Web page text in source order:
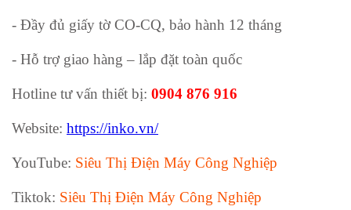
- Đầy đủ giấy tờ CO-CQ, bảo hành 12 tháng
- Hỗ trợ giao hàng – lắp đặt toàn quốc
Hotline tư vấn thiết bị: 0904 876 916
Website: https://inko.vn/
YouTube: Siêu Thị Điện Máy Công Nghiệp
Tiktok: Siêu Thị Điện Máy Công Nghiệp